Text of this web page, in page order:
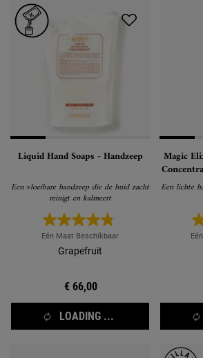
Liquid Hand Soaps - Handzeep
Een vloeibare handzeep die de huid zacht
reinigt en kalmeert
Eén Maat Beschikbaar
Grapefruit
€ 66,00
LOADING ...
Magic
and
Een lichte